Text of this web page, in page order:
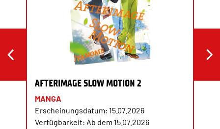
AFTERIMAGE SLOW MOTION 2
MANGA
Erscheinungsdatum: 15.07.2026
Verfügbarkeit: Ab dem 15.07.2026